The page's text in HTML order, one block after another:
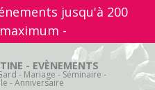
jusqu'à 200
-
- EVÈNEMENTS
- Mariage - Séminaire -
- Anniversaire